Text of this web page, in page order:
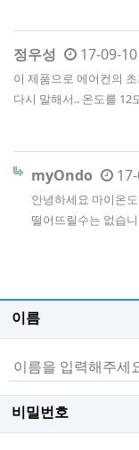
정우성 17-09-
이 제품으로 에어컨의
다시 말해서.. 온도를 12
myOndo
안녕하세요 마이온
떨어뜨릴수는 없습
이름
비밀번호